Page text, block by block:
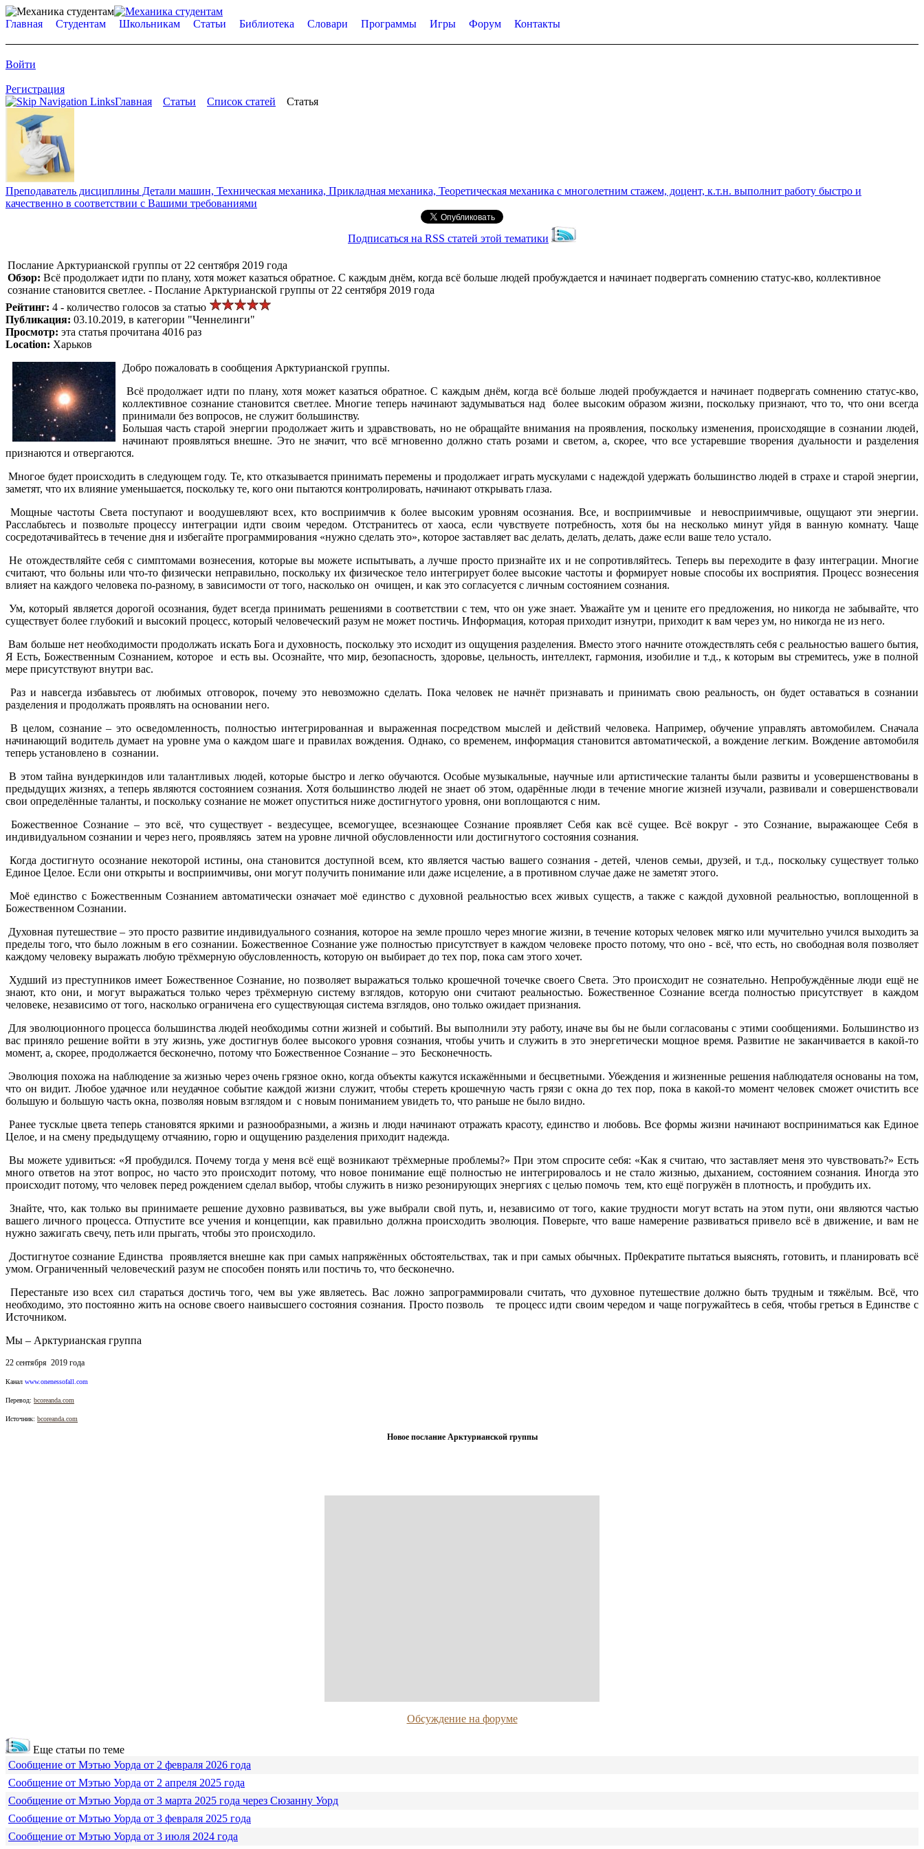
Главная Студентам Школьникам Статьи Библиотека Словари Программы Игры Форум Контакты
Войти
Регистрация
Главная
Статьи Список статей Статья
Преподаватель дисциплины Детали машин, Техническая механика, Прикладная механика, Теоретическая механика с многолетним стажем, доцент, к.т.н. выполнит работу быстро и
качественно в соответствии с Вашими требованиями
Подписаться на RSS статей этой тематики
Послание Арктурианской группы от 22 сентября 2019 года
Обзор: Всё продолжает идти по плану, хотя может казаться обратное. С каждым днём, когда всё больше людей пробуждается и начинает подвергать сомнению статус-кво, коллективное
сознание становится светлее. - Послание Арктурианской группы от 22 сентября 2019 года
Рейтинг: 4 - количество голосов за статью
Публикация: 03.10.2019, в категории "Ченнелинги"
Просмотр: эта статья прочитана 4016 раз
Location: Харьков
Добро пожаловать в сообщения Арктурианской группы.
Всё продолжает идти по плану, хотя может казаться обратное. С каждым днём, когда всё больше людей пробуждается и начинает подвергать сомнению статус-кво,
коллективное сознание становится светлее. Многие теперь начинают задумываться над более высоким образом жизни, поскольку признают, что то, что они всегда
принимали без вопросов, не служит большинству.
Большая часть старой энергии продолжает жить и здравствовать, но не обращайте внимания на проявления, поскольку изменения, происходящие в сознании людей,
начинают проявляться внешне. Это не значит, что всё мгновенно должно стать розами и светом, а, скорее, что все устаревшие творения дуальности и разделения
признаются и отвергаются.
Многое будет происходить в следующем году. Те, кто отказывается принимать перемены и продолжает играть мускулами с надеждой удержать большинство людей в страхе и старой энергии,
заметят, что их влияние уменьшается, поскольку те, кого они пытаются контролировать, начинают открывать глаза.
Мощные частоты Света поступают и воодушевляют всех, кто восприимчив к более высоким уровням осознания. Все, и восприимчивые и невосприимчивые, ощущают эти энергии.
Расслабьтесь и позвольте процессу интеграции идти своим чередом. Отстранитесь от хаоса, если чувствуете потребность, хотя бы на несколько минут уйдя в ванную комнату. Чаще
сосредотачивайтесь в течение дня и избегайте программирования «нужно сделать это», которое заставляет вас делать, делать, делать, даже если ваше тело устало.
Не отождествляйте себя с симптомами вознесения, которые вы можете испытывать, а лучше просто признайте их и не сопротивляйтесь. Теперь вы переходите в фазу интеграции. Многие
считают, что больны или что-то физически неправильно, поскольку их физическое тело интегрирует более высокие частоты и формирует новые способы их восприятия. Процесс вознесения
влияет на каждого человека по-разному, в зависимости от того, насколько он очищен, и как это согласуется с личным состоянием сознания.
Ум, который является дорогой осознания, будет всегда принимать решениями в соответствии с тем, что он уже знает. Уважайте ум и цените его предложения, но никогда не забывайте, что
существует более глубокий и высокий процесс, который человеческий разум не может постичь. Информация, которая приходит изнутри, приходит к вам через ум, но никогда не из него.
Вам больше нет необходимости продолжать искать Бога и духовность, поскольку это исходит из ощущения разделения. Вместо этого начните отождествлять себя с реальностью вашего бытия,
Я Есть, Божественным Сознанием, которое и есть вы. Осознайте, что мир, безопасность, здоровье, цельность, интеллект, гармония, изобилие и т.д., к которым вы стремитесь, уже в полной
мере присутствуют внутри вас.
Раз и навсегда избавьтесь от любимых отговорок, почему это невозможно сделать. Пока человек не начнёт признавать и принимать свою реальность, он будет оставаться в сознании
разделения и продолжать проявлять на основании него.
В целом, сознание – это осведомленность, полностью интегрированная и выраженная посредством мыслей и действий человека. Например, обучение управлять автомобилем. Сначала
начинающий водитель думает на уровне ума о каждом шаге и правилах вождения. Однако, со временем, информация становится автоматической, а вождение легким. Вождение автомобиля
теперь установлено в сознании.
В этом тайна вундеркиндов или талантливых людей, которые быстро и легко обучаются. Особые музыкальные, научные или артистические таланты были развиты и усовершенствованы в
предыдущих жизнях, а теперь являются состоянием сознания. Хотя большинство людей не знает об этом, одарённые люди в течение многие жизней изучали, развивали и совершенствовали
свои определённые таланты, и поскольку сознание не может опуститься ниже достигнутого уровня, они воплощаются с ним.
Божественное Сознание – это всё, что существует - вездесущее, всемогущее, всезнающее Сознание проявляет Себя как всё сущее. Всё вокруг - это Сознание, выражающее Себя в
индивидуальном сознании и через него, проявляясь затем на уровне личной обусловленности или достигнутого состояния сознания.
Когда достигнуто осознание некоторой истины, она становится доступной всем, кто является частью вашего сознания - детей, членов семьи, друзей, и т.д., поскольку существует только
Единое Целое. Если они открыты и восприимчивы, они могут получить понимание или даже исцеление, а в противном случае даже не заметят этого.
Моё единство с Божественным Сознанием автоматически означает моё единство с духовной реальностью всех живых существ, а также с каждой духовной реальностью, воплощенной в
Божественном Сознании.
Духовная путешествие – это просто развитие индивидуального сознания, которое на земле прошло через многие жизни, в течение которых человек мягко или мучительно учился выходить за
пределы того, что было ложным в его сознании. Божественное Сознание уже полностью присутствует в каждом человеке просто потому, что оно - всё, что есть, но свободная воля позволяет
каждому человеку выражать любую трёхмерную обусловленность, которую он выбирает до тех пор, пока сам этого хочет.
Худший из преступников имеет Божественное Сознание, но позволяет выражаться только крошечной точечке своего Света. Это происходит не сознательно. Непробуждённые люди ещё не
знают, кто они, и могут выражаться только через трёхмерную систему взглядов, которую они считают реальностью. Божественное Сознание всегда полностью присутствует в каждом
человеке, независимо от того, насколько ограничена его существующая система взглядов, оно только ожидает признания.
Для эволюционного процесса большинства людей необходимы сотни жизней и событий. Вы выполнили эту работу, иначе вы бы не были согласованы с этими сообщениями. Большинство из
вас приняло решение войти в эту жизнь, уже достигнув более высокого уровня сознания, чтобы учить и служить в это энергетически мощное время. Развитие не заканчивается в какой-то
момент, а, скорее, продолжается бесконечно, потому что Божественное Сознание – это Бесконечность.
Эволюция похожа на наблюдение за жизнью через очень грязное окно, когда объекты кажутся искажёнными и бесцветными. Убеждения и жизненные решения наблюдателя основаны на том,
что он видит. Любое удачное или неудачное событие каждой жизни служит, чтобы стереть крошечную часть грязи с окна до тех пор, пока в какой-то момент человек сможет очистить все
большую и большую часть окна, позволяя новым взглядом и с новым пониманием увидеть то, что раньше не было видно.
Ранее тусклые цвета теперь становятся яркими и разнообразными, а жизнь и люди начинают отражать красоту, единство и любовь. Все формы жизни начинают восприниматься как Единое
Целое, и на смену предыдущему отчаянию, горю и ощущению разделения приходит надежда.
Вы можете удивиться: «Я пробудился. Почему тогда у меня всё ещё возникают трёхмерные проблемы?» При этом спросите себя: «Как я считаю, что заставляет меня это чувствовать?» Есть
много ответов на этот вопрос, но часто это происходит потому, что новое понимание ещё полностью не интегрировалось и не стало жизнью, дыханием, состоянием сознания. Иногда это
происходит потому, что человек перед рождением сделал выбор, чтобы служить в низко резонирующих энергиях с целью помочь тем, кто ещё погружён в плотность, и пробудить их.
Знайте, что, как только вы принимаете решение духовно развиваться, вы уже выбрали свой путь, и, независимо от того, какие трудности могут встать на этом пути, они являются частью
вашего личного процесса. Отпустите все учения и концепции, как правильно должна происходить эволюция. Поверьте, что ваше намерение развиваться привело всё в движение, и вам не
нужно зажигать свечу, петь или прыгать, чтобы это происходило.
Достигнутое сознание Единства проявляется внешне как при самых напряжённых обстоятельствах, так и при самых обычных. Пр0екратите пытаться выяснять, готовить, и планировать всё
умом. Ограниченный человеческий разум не способен понять или постичь то, что бесконечно.
Перестаньте изо всех сил стараться достичь того, чем вы уже являетесь. Вас ложно запрограммировали считать, что духовное путешествие должно быть трудным и тяжёлым. Всё, что
необходимо, это постоянно жить на основе своего наивысшего состояния сознания. Просто позволь те процесс идти своим чередом и чаще погружайтесь в себя, чтобы греться в Единстве с
Источником.
Мы – Арктурианская группа
22 сентября 2019 года
Канал www.onenessofall.com
Перевод: bcoreanda.com
Источник: bcoreanda.com
Новое послание Арктурианской группы
Обсуждение на форуме
Еще статьи по теме
Сообщение от Мэтью Уорда от 2 февраля 2026 года
Сообщение от Мэтью Уорда от 2 апреля 2025 года
Сообщение от Мэтью Уорда от 3 марта 2025 года через Сюзанну Уорд
Сообщение от Мэтью Уорда от 3 февраля 2025 года
Сообщение от Мэтью Уорда от 3 июля 2024 года